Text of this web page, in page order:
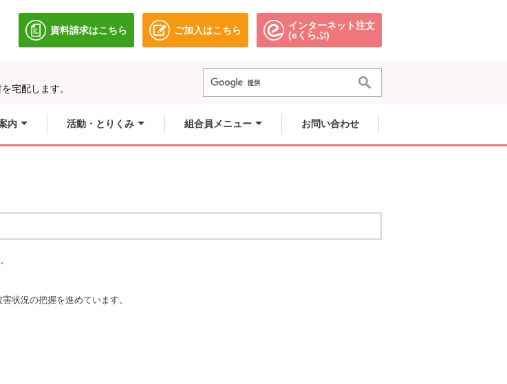
きます。
資料請求はこちら
別のウィンドウで開きます。ご加入はこちら
別のウィンドウで開きます。
インターネット注文
(eくらぶ)別のウィンドウで開きます。
宅配します。
内 活動・とりくみ 組合員メニュー お問い合わせ
状況の把握を進めています。